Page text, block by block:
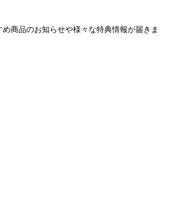
商品のお知らせや様々な特典情報が届きま